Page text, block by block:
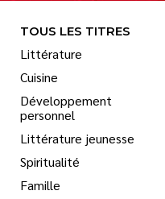
TOUS LES TITRES
Littérature
Cuisine
Développement
personnel
Littérature jeunesse
Spiritualité
Famille